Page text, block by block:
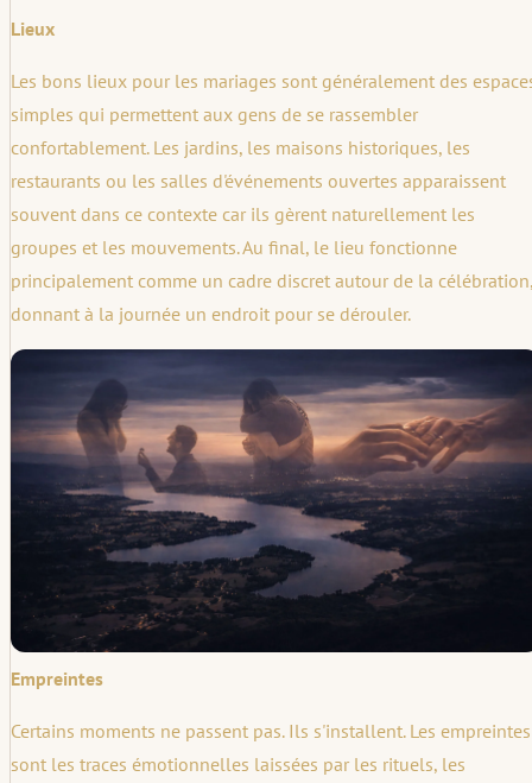
Lieux
Les bons lieux pour les mariages sont généralement des
simples qui permettent aux gens de se rassembler
confortablement. Les jardins, les maisons historiques, les
restaurants ou les salles d'événements ouvertes apparaissent
souvent dans ce contexte car ils gèrent naturellement les
groupes et les mouvements. Au final, le lieu fonctionne
principalement comme un cadre discret autour de la célébration,
donnant à la journée un endroit pour se dérouler.
Empreintes
Certains moments ne passent pas. Ils s'installent. Les empreintes
sont les traces émotionnelles laissées par les rituels, les